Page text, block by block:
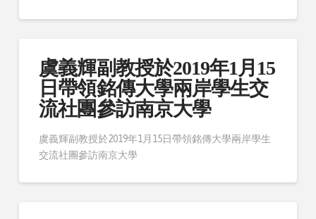
虞義輝副教授於2019年1月15
日帶領銘傳大學兩岸學生交
流社團參訪南京大學
虞義輝副教授於2019年1月15日帶領銘傳大學兩岸學生
交流社團參訪南京大學